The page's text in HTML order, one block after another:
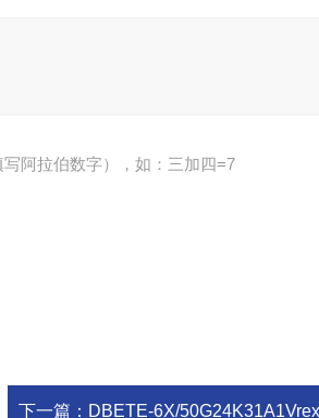
阿拉伯数字），如：三加四=7
下一篇： DBETE-6X/50G24K31A1Vrexroth比例